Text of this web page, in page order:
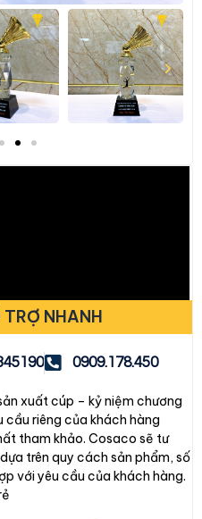
NHANH
0909.178.450
xuất cúp – kỷ niệm chương
cầu riêng của khách hàng
tham khảo. Cosaco sẽ tư
trên quy cách sản phẩm, số
với yêu cầu của khách hàng.